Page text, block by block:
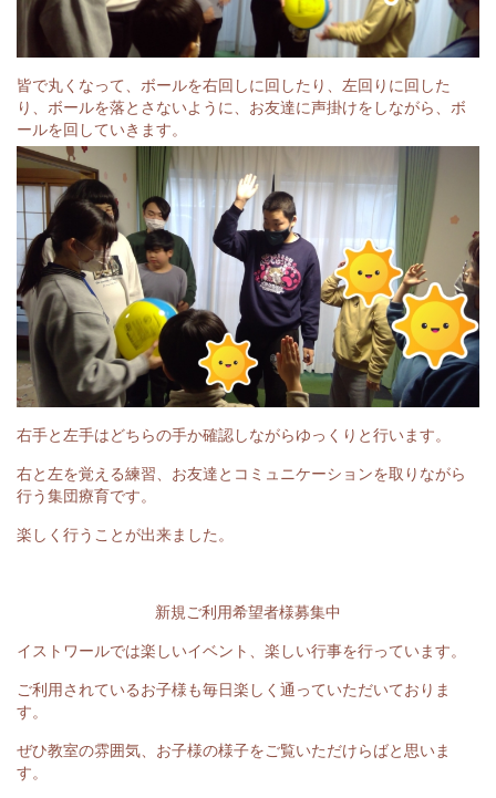
皆で丸くなって、ボールを右回しに回したり、左回りに回した
り、ボールを落とさないように、お友達に声掛けをしながら、ボ
ールを回していきます。
右手と左手はどちらの手か確認しながらゆっくりと行います。
右と左を覚える練習、お友達とコミュニケーションを取りながら
行う集団療育です。
楽しく行うことが出来ました。
新規ご利用希望者様募集中
イストワールでは楽しいイベント、楽しい行事を行っています。
ご利用されているお子様も毎日楽しく通っていただいておりま
す。
ぜひ教室の雰囲気、お子様の様子をご覧いただけらばと思いま
す。